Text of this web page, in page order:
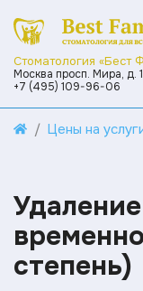
Стоматология «Бест
Москва просп. Мира, д.
+7 (495) 109-96-06
Цены на
степень)